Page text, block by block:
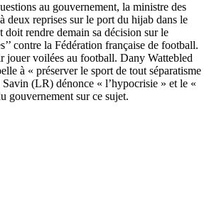
au gouvernement, la ministre des
deux reprises sur le port du hijab dans le
doit rendre demain sa décision sur le
contre la Fédération française de football.
jouer voilées au football. Dany Wattebled
à « préserver le sport de tout séparatisme
(LR) dénonce « l’hypocrisie » et le «
gouvernement sur ce sujet.